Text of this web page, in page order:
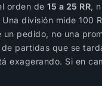
orden de15 a 25 RR,
división mide 100
pedido, no una
partidas que se
Si en